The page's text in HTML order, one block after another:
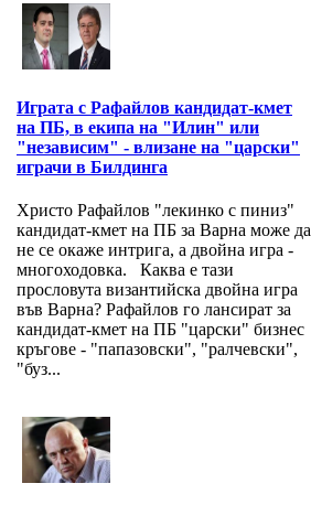
Играта с Рафайлов кандидат-кмет
на ПБ, в екипа на "Илин" или
"независим" - влизане на "царски"
играчи в Билдинга
Христо Рафайлов "лекинко с пиниз"
кандидат-кмет на ПБ за Варна може да
не се окаже интрига, а двойна игра -
многоходовка. Каква е тази
прословута византийска двойна игра
във Варна? Рафайлов го лансират за
кандидат-кмет на ПБ "царски" бизнес
кръгове - "папазовски", "ралчевски",
"буз...